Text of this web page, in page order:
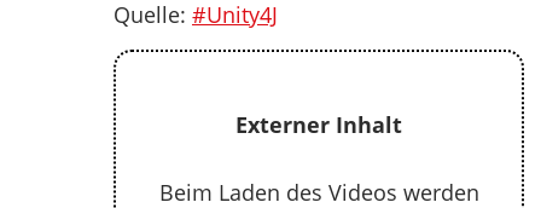
Quelle: #Unity4J
Externer Inhalt
Beim Laden des Videos werden